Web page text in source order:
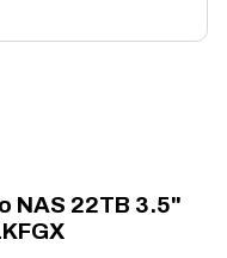
NAS 22TB 3.5"